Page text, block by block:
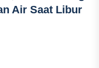
Air Saat Libur